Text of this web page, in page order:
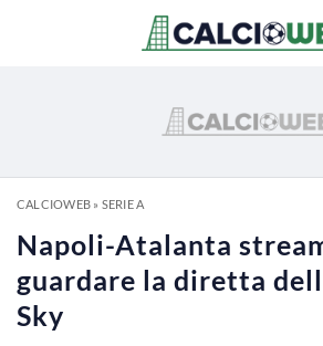
CALCIOWEB» SERIE A
Napoli-Atalanta
guardare la diretta
Sky